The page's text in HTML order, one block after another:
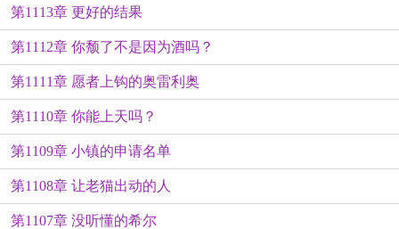
第1113章 更好的结果
第1112章 你颓了不是因为酒吗？
第1111章 愿者上钩的奥雷利奥
第1110章 你能上天吗？
第1109章 小镇的申请名单
第1108章 让老猫出动的人
第1107章 没听懂的希尔